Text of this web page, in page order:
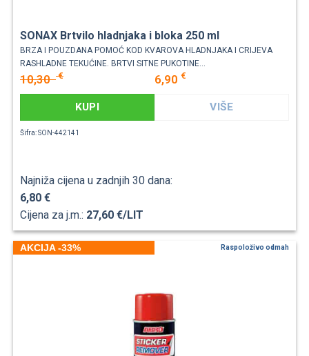
SONAX Brtvilo hladnjaka i bloka 250 ml
BRZA I POUZDANA POMOĆ KOD KVAROVA HLADNJAKA I CRIJEVA
RASHLADNE TEKUĆINE. BRTVI SITNE PUKOTINE...
10,30€ 6,90 €
KUPI VIŠE
Šifra: SON-442141
Najniža cijena u zadnjih 30 dana:
6,80 €
Cijena za j.m.: 27,60 €/LIT
AKCIJA -33% Raspoloživo odmah